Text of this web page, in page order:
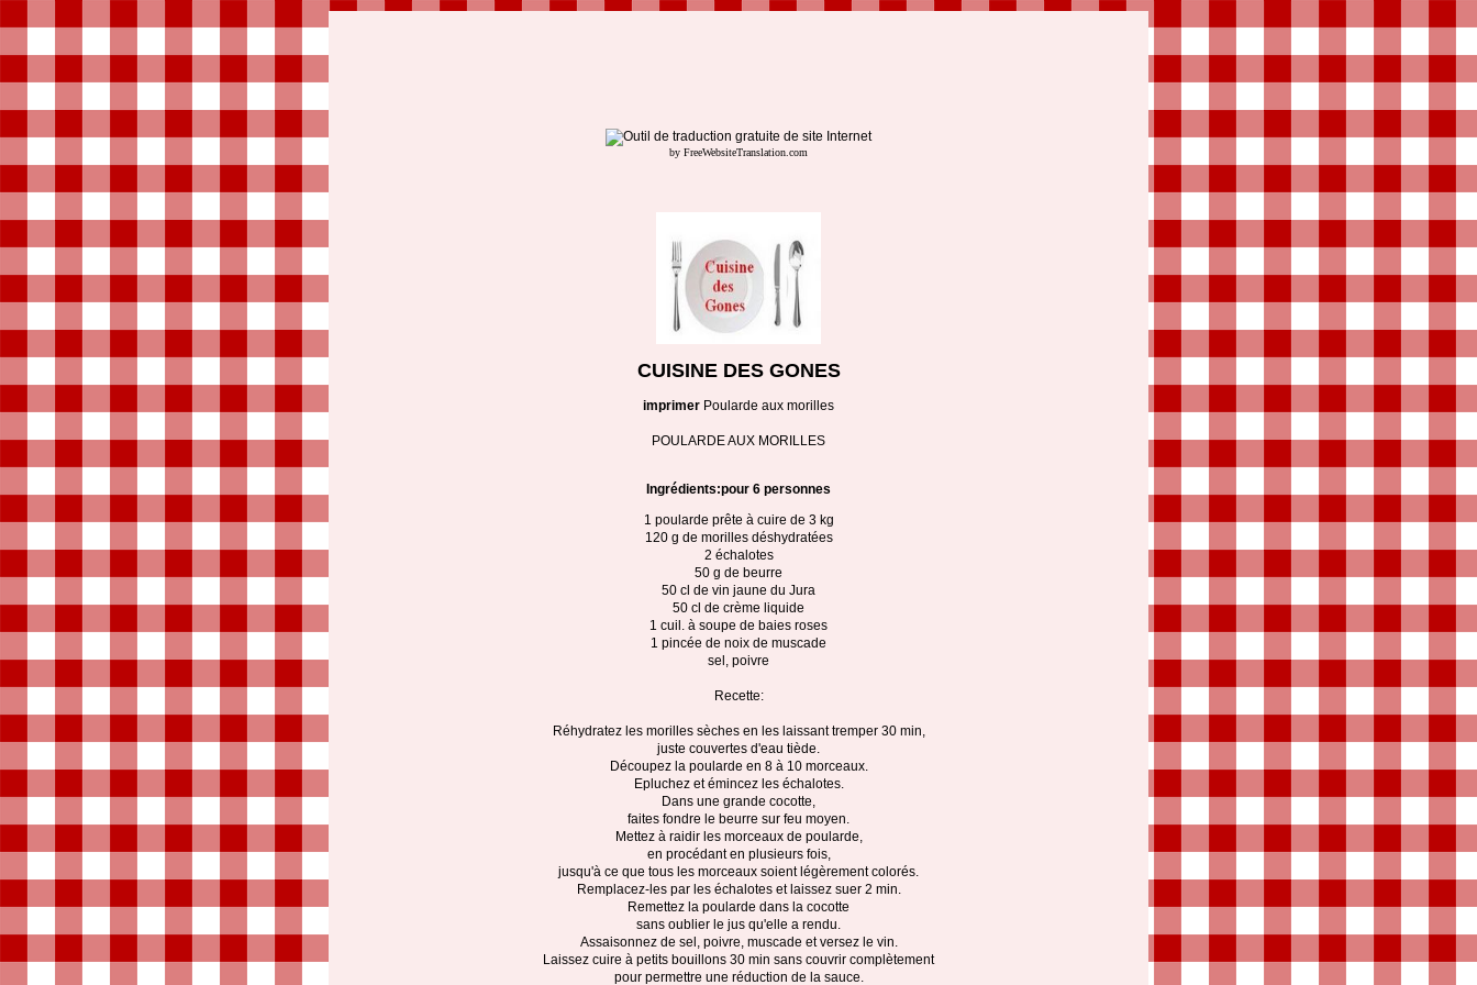
by FreeWebsiteTranslation.com
CUISINE DES GONES
imprimer Poularde aux morilles
POULARDE AUX MORILLES
Ingrédients:pour 6 personnes
1 poularde prête à cuire de 3 kg
120 g de morilles déshydratées
2 échalotes
50 g de beurre
50 cl de vin jaune du Jura
50 cl de crème liquide
1 cuil. à soupe de baies roses
1 pincée de noix de muscade
sel, poivre
Recette:
Réhydratez les morilles sèches en les laissant tremper 30 min,
juste couvertes d'eau tiède.
Découpez la poularde en 8 à 10 morceaux.
Epluchez et émincez les échalotes.
Dans une grande cocotte,
faites fondre le beurre sur feu moyen.
Mettez à raidir les morceaux de poularde,
en procédant en plusieurs fois,
jusqu'à ce que tous les morceaux soient légèrement colorés.
Remplacez-les par les échalotes et laissez suer 2 min.
Remettez la poularde dans la cocotte
sans oublier le jus qu'elle a rendu.
Assaisonnez de sel, poivre, muscade et versez le vin.
Laissez cuire à petits bouillons 30 min sans couvrir complètement
pour permettre une réduction de la sauce.